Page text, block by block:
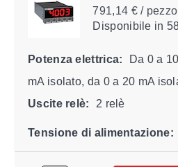
791,14 € / pezzo
Disponibile in
Potenza elettrica:
Da 0 a
mA isolato, da 0 a 20 mA
Uscite relè:
2 relè
Tensione di alimentazione: